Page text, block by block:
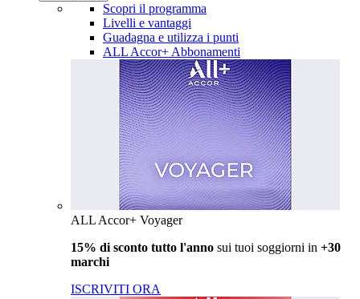
Scopri il programma
Livelli e vantaggi
Guadagna e utilizza i punti
ALL Accor+ Abbonamenti
ALL Accor+ Voyager
15% di sconto tutto l'anno sui tuoi soggiorni in +30
marchi
ISCRIVITI ORA